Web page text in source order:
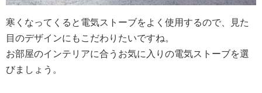
寒くなってくると電気ストーブをよく使用するので、見た
目のデザインにもこだわりたいですね。
お部屋のインテリアに合うお気に入りの電気ストーブを選
びましょう。